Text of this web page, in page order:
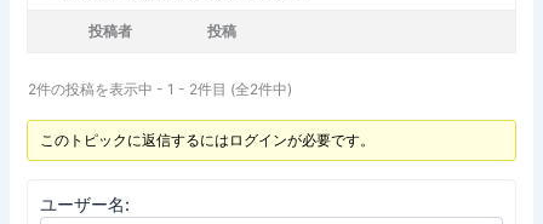
投稿者 投稿
2件の投稿を表示中 - 1 - 2件目 (全2件中)
このトピックに返信するにはログインが必要です。
ユーザー名: